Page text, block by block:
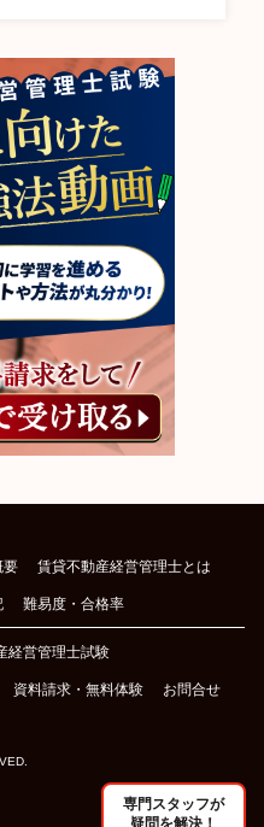
要 賃貸不動産経営管理士とは
難易度・合格率
経営管理士試験
資料請求・無料体験 お問合せ
専門スタッフが
疑問を解決！